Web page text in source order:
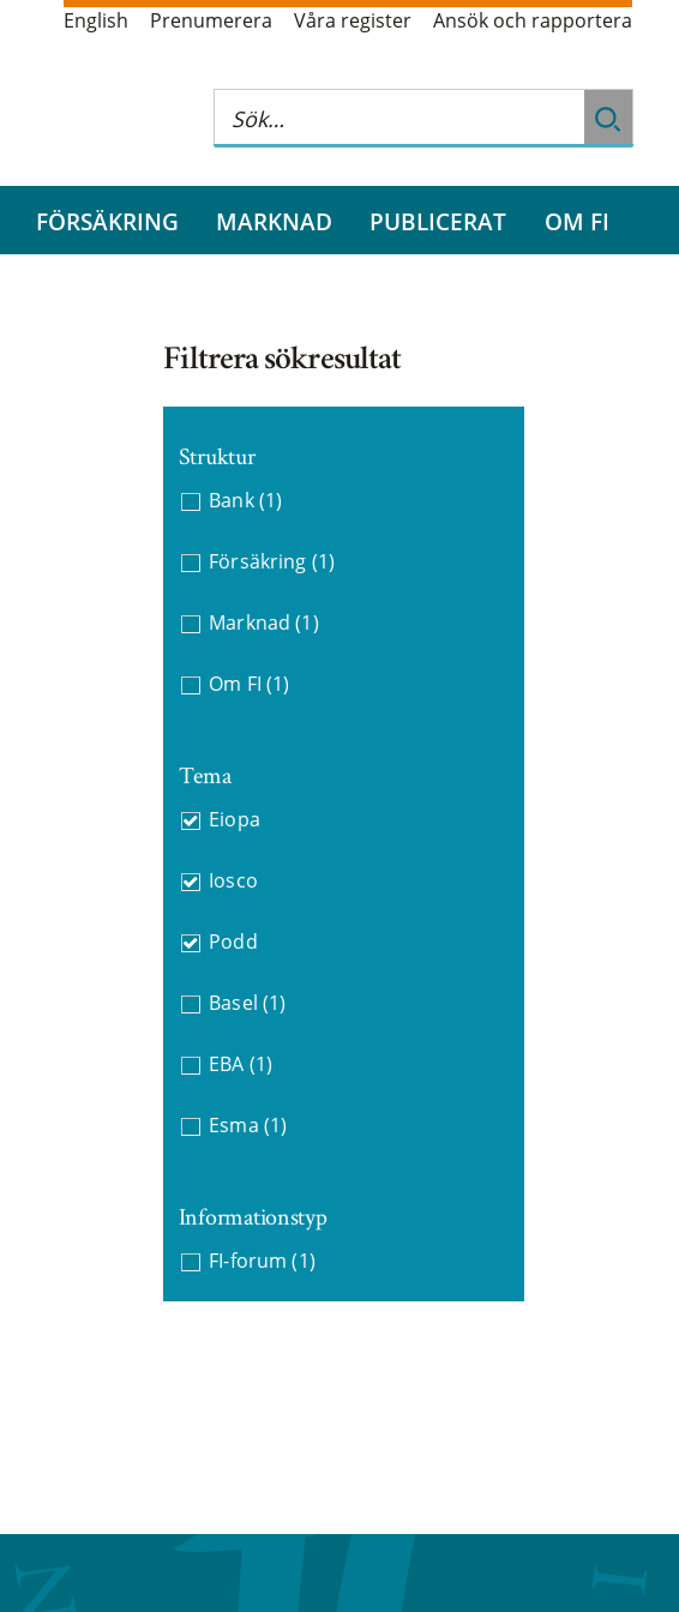
English Prenumerera Våra register Ansök och rapportera
FÖRSÄKRING MARKNAD PUBLICERAT OM FI
Filtrera sökresultat
Struktur
Bank (1)
Försäkring (1)
Marknad (1)
Om FI (1)
Tema
Eiopa
Iosco
Podd
Basel (1)
EBA (1)
Esma (1)
Informationstyp
FI-forum (1)